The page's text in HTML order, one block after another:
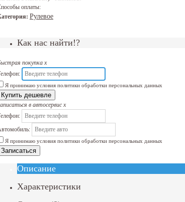
оплаты:
Рулевое
Как нас найти!?
покупка x
Я принимаю условия политики обработки персональных данных
Купить дешевле
в автосервис x
Я принимаю условия политики обработки персональных данных
Записаться
Описание
Характеристики